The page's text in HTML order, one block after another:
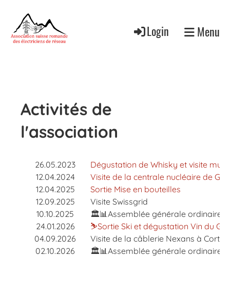
Login Menu
Activités de
l'association
26.05.2023
Dégustation de Whisky et visite
12.04.2024
Visite de la centrale nucléaire de
12.04.2025
Sortie Mise en bouteilles
12.09.2025
Visite Swissgrid
10.10.2025
🏛️📊Assemblée générale ordinaire
24.01.2026
⛷️Sortie Ski et dégustation Vin du
04.09.2026
Visite de la câblerie Nexans à
02.10.2026
🏛️📊Assemblée générale ordinaire